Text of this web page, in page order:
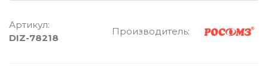
Артикул:
DIZ-78218
Производитель: